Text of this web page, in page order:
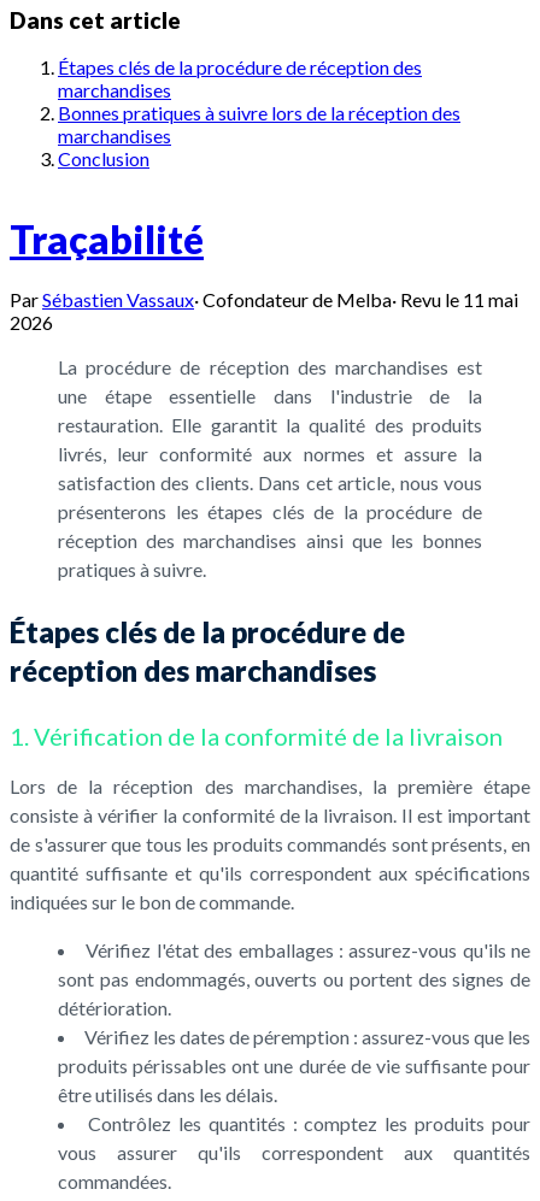
Dans cet article
Étapes clés de la procédure de réception des
marchandises
Bonnes pratiques à suivre lors de la réception des
marchandises
Conclusion
Traçabilité
ParSébastien Vassaux·Cofondateur de Melba· Revu le 11 mai
2026
La procédure de réception des marchandises est
une étape essentielle dans l'industrie de la
restauration. Elle garantit la qualité des produits
livrés, leur conformité aux normes et assure la
satisfaction des clients. Dans cet article, nous vous
présenterons les étapes clés de la procédure de
réception des marchandises ainsi que les bonnes
pratiques à suivre.
Étapes clés de la procédure de
réception des marchandises
1. Vérification de la conformité de la livraison
Lors de la réception des marchandises, la première étape
consiste à vérifier la conformité de la livraison. Il est important
de s'assurer que tous les produits commandés sont présents, en
quantité suffisante et qu'ils correspondent aux spécifications
indiquées sur le bon de commande.
Vérifiez l'état des emballages : assurez-vous qu'ils ne
sont pas endommagés, ouverts ou portent des signes de
détérioration.
Vérifiez les dates de péremption : assurez-vous que les
produits périssables ont une durée de vie suffisante pour
être utilisés dans les délais.
Contrôlez les quantités : comptez les produits pour
vous assurer qu'ils correspondent aux quantités
commandées.